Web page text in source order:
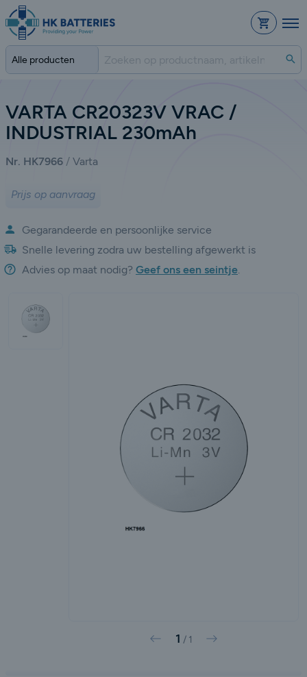
VARTA CR20323V VRAC /
INDUSTRIAL 230mAh
Nr. HK7966 Varta
Prijs op aanvraag
Gegarandeerde en persoonlijke service
Snelle levering zodra uw bestelling afgewerkt is
Advies op maat nodig? Geef ons een seintje.
Vorige
1 / 1 Volgende